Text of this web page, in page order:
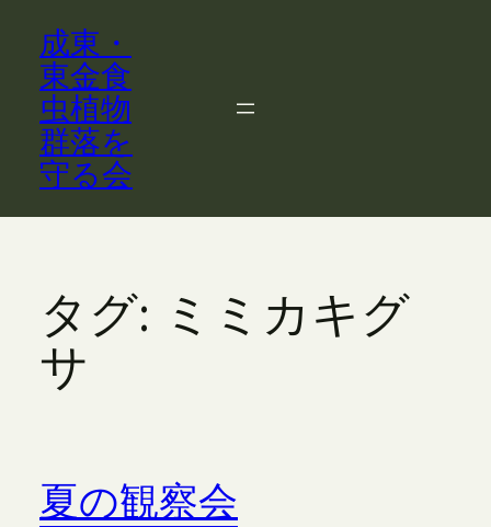
成東・
東金食
虫植物
群落を
守る会
タグ: ミミカキグ
サ
夏の観察会